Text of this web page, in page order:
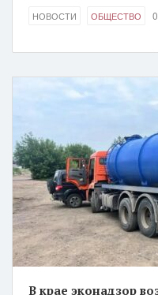
НОВОСТИ ОБЩЕСТВО
В крае эконадзор